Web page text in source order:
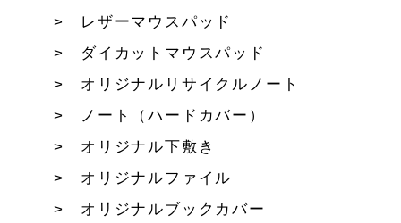
レザーマウスパッド
ダイカットマウスパッド
オリジナルリサイクルノート
ノート（ハードカバー）
オリジナル下敷き
オリジナルファイル
オリジナルブックカバー